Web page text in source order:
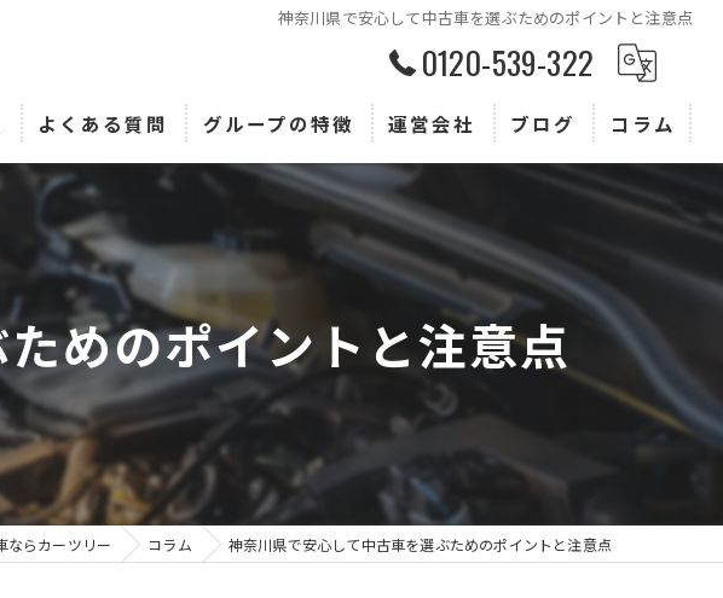
神奈川県で安心して中古車を選ぶためのポイントと注意点
0120-539-322
よくある質問 グループの特徴
買取
販売
トヨタ
運営会社 ブログ コラム
めのポイントと注意点
ならカーツリー コラム 神奈川県で安心して中古車を選ぶためのポイントと注意点